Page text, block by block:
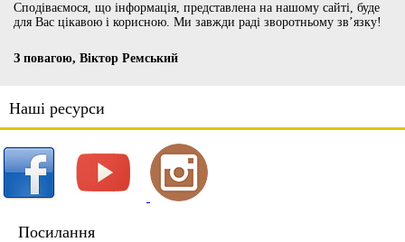
Сподіваємося, що інформація, представлена на нашому сайті, буде
для Вас цікавою і корисною. Ми завжди раді зворотньому зв’язку!
З повагою, Віктор Ремський
Наші ресурси
Посилання